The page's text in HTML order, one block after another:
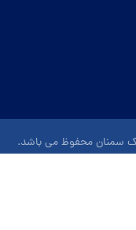
سمنان محفوظ می باشد.